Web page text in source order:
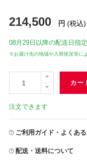
214,500 円 (税込)
08月29日 以降の配送日指
※お届け先の地域や入荷状況等に
カー
注文できます
ご利用ガイド・よくあ
配送・送料について